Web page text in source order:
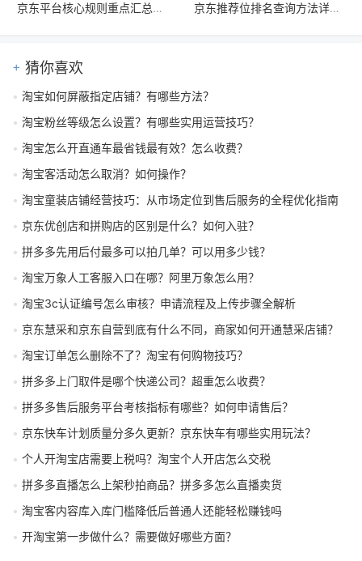
京东平台核心规则重点汇总：商家入驻、运营、营销与用户权益全解析
京东推荐位排名查询方法详解：影响因素与优化策略全解析
猜你喜欢
淘宝如何屏蔽指定店铺？有哪些方法？
淘宝粉丝等级怎么设置？有哪些实用运营技巧？
淘宝怎么开直通车最省钱最有效？怎么收费？
淘宝客活动怎么取消？如何操作？
淘宝童装店铺经营技巧：从市场定位到售后服务的全程优化指南
京东优创店和拼购店的区别是什么？如何入驻？
拼多多先用后付最多可以拍几单？可以用多少钱？
淘宝万象人工客服入口在哪？阿里万象怎么用？
淘宝3c认证编号怎么审核？申请流程及上传步骤全解析
京东慧采和京东自营到底有什么不同，商家如何开通慧采店铺？
淘宝订单怎么删除不了？淘宝有何购物技巧？
拼多多上门取件是哪个快递公司？超重怎么收费？
拼多多售后服务平台考核指标有哪些？如何申请售后？
京东快车计划质量分多久更新？京东快车有哪些实用玩法？
个人开淘宝店需要上税吗？淘宝个人开店怎么交税
拼多多直播怎么上架秒拍商品？拼多多怎么直播卖货
淘宝客内容库入库门槛降低后普通人还能轻松赚钱吗
开淘宝第一步做什么？需要做好哪些方面？